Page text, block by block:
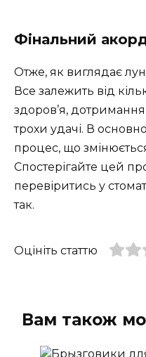
Фінальний
Отже, як виглядає
Все залежить від
здоров’я,
трохи удачі. В
процес, що
Спостерігайте цей
перевіритись у
так.
Оцініть статтю
Вам також